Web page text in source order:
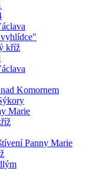
kříž
Komornem
Marie
Panny Marie